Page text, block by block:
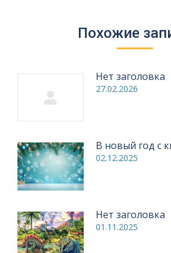
Похожие
Нет заголовка
27.02.2026
В новый год с
02.12.2025
Нет заголовка
01.11.2025